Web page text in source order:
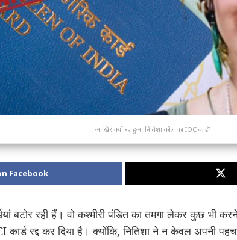
आखिर क्यों रद्द हुआ नितिशा कौल का IOC कार्ड?
Facebook
बटोर रही हैं। वो कश्मीरी पंडित का तमगा लेकर कुछ भी
रद्द कर दिया है। क्योंकि, नितिशा ने न केवल अपनी